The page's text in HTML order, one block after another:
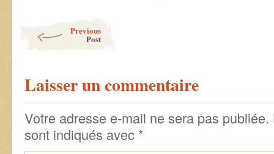
Previous
Post
Laisser un commentaire
Votre adresse e-mail ne sera pas publiée.
sont indiqués avec *